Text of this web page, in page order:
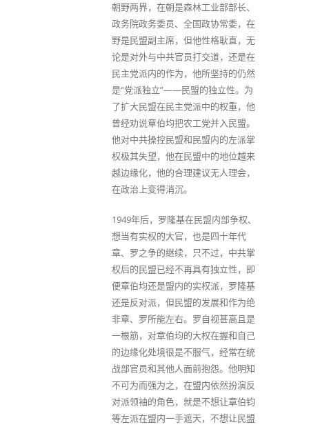
朝野两界，在朝是森林工业部部长、
政务院政务委员、全国政协常委，在
野是民盟副主席，但他性格耿直，无
论是对外与中共官员打交道，还是在
民主党派内的作为，他所坚持的仍然
是“党派独立”——民盟的独立性。为
了扩大民盟在民主党派中的权重，他
曾经劝说章伯均把农工党并入民盟。
他对中共操控民盟和民盟内的左派掌
权极其失望，他在民盟中的地位越来
越边缘化，他的合理建议无人理会，
在政治上变得消沉。
1949年后，罗隆基在民盟内部争权、
想当有实权的大官，也是四十年代
章、罗之争的继续，只不过，中共掌
权后的民盟已经不再具有独立性，即
便章伯均还是盟内的实权派，罗隆基
还是反对派，但民盟的发展和作为绝
非章、罗所能左右。罗自视甚高且是
一根筋，对章伯均的大权在握和自己
的边缘化处境很是不服气，经常在统
战部官员和其他人面前抱怨。他明知
不可为而强为之，在盟内依然扮演反
对派领袖的角色，就是不想让章伯钧
等左派在盟内一手遮天，不想让民盟